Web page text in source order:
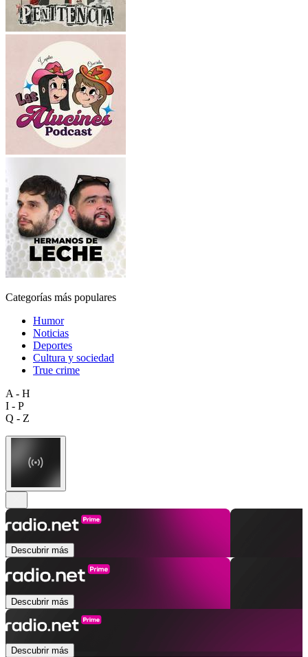
Categorías más populares
Humor
Noticias
Deportes
Cultura y sociedad
True crime
A - H
I - P
Q - Z
Descubrir más
Descubrir más
Descubrir más